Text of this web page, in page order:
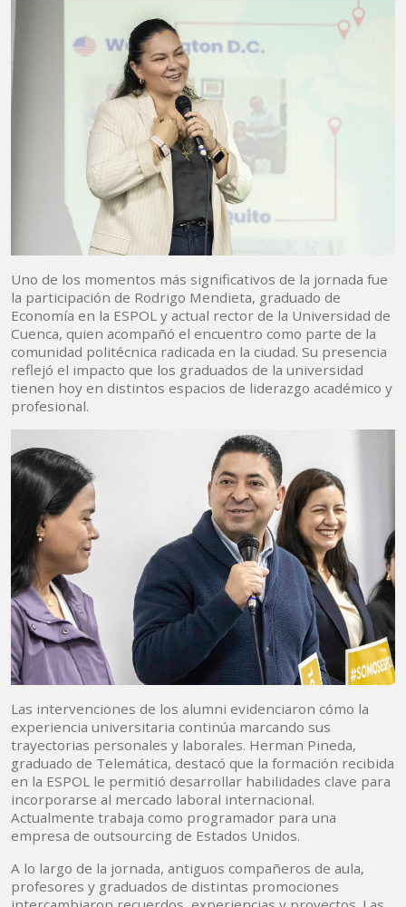
Uno de los momentos más significativos de la jornada fue
la participación de Rodrigo Mendieta, graduado de
Economía en la ESPOL y actual rector de la Universidad de
Cuenca, quien acompañó el encuentro como parte de la
comunidad politécnica radicada en la ciudad. Su presencia
reflejó el impacto que los graduados de la universidad
tienen hoy en distintos espacios de liderazgo académico y
profesional.
Las intervenciones de los alumni evidenciaron cómo la
experiencia universitaria continúa marcando sus
trayectorias personales y laborales. Herman Pineda,
graduado de Telemática, destacó que la formación recibida
en la ESPOL le permitió desarrollar habilidades clave para
incorporarse al mercado laboral internacional.
Actualmente trabaja como programador para una
empresa de outsourcing de Estados Unidos.
A lo largo de la jornada, antiguos compañeros de aula,
profesores y graduados de distintas promociones